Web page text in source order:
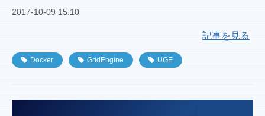
2017-10-09 15:10
記事を見る
Docker GridEngine UGE